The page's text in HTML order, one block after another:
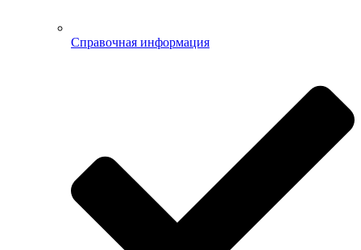
Справочная информация